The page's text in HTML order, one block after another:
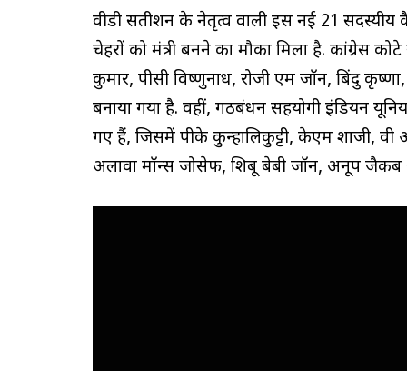
वीडी सतीशन के नेतृत्व वाली इस नई 21
चेहरों को मंत्री बनने का मौका मिला है. कांग्रेस
कुमार, पीसी विष्णुनाध, रोजी एम जॉन, बिंदु
बनाया गया है. वहीं, गठबंधन सहयोगी इंडियन
गए हैं, जिसमें पीके कुन्हालिकुट्टी, केएम शाजी,
अलावा मॉन्स जोसेफ, शिबू बेबी जॉन, अनूप जैकब